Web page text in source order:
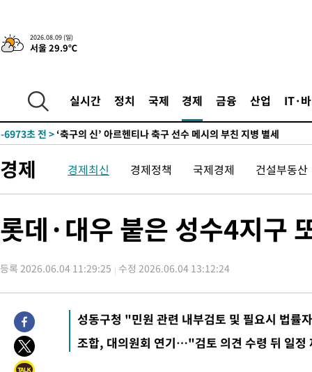
2026.08.09 (일)
서울 29.9℃
실시간 정치 국제 경제 금융 산업 IT·
차'
-21020초 전 >콜롬비아 신임 우파 대통령 취임 하루만에 차량폭탄 폭발 사건
-14614초 전 >튀르키예 외무장관, "메카 3국 방위협정은 이란이 목표 아냐 "
-8940초 전 >
[속보]美중부 사령관, 이스라엘 긴급방문 다중화된 전선 상황 논
-7004초 전 >
언론 누출”
-6973초 전 > ‘축구의 신’ 아르헨티나 축구 선수 메시의 부친 지병 별세
-21569초 전 >
'여긴 20도, 저긴 50도'…열화상 카메라로 본 폭염 저감시설 '
-21040초 전 >콜롬비아 신임 우파 대통령 취임 하루만에 차량폭탄 폭발 사건
-11842초 전 > 이군이 불법 군시설 건설한 레바논 남부에서 레바논군 3명 폭
-7024초 전 >美 국방부, 켄달 전 공군장관 보안허가 취소…“에어포스원 기밀
-6993초 전 >‘축구의 신’ 아르헨티나 축구 선수 메시의 부친 지병 별세
-6968초 전 >
“美 이란전 무기 소진…북한과 분쟁시 주한 미군 취약해질 수 있
경제 경제최신 경제정책 국제경제 건설부동산
롯데·대우 붙은 성수4지구
등록 2026.06.04 11:29:25 수정 2026.06.04 13:12:24
성동구청 "민원 관련 내부검토 및 필요시 법률
조합, 대의원회 연기…"검토 의견 수령 뒤 일정